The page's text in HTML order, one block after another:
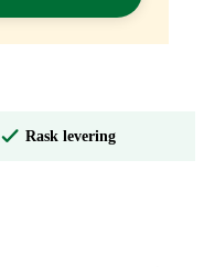
Rask levering